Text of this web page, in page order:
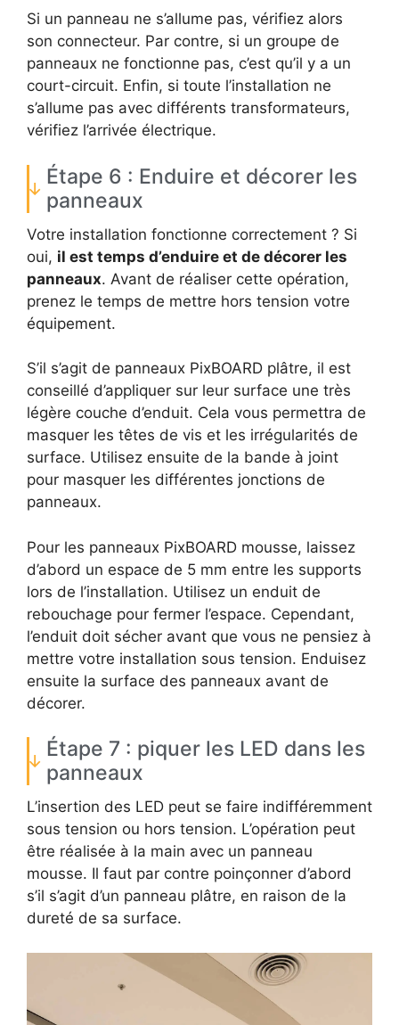
Si un panneau ne s’allume pas, vérifiez alors
son connecteur. Par contre, si un groupe de
panneaux ne fonctionne pas, c’est qu’il y a un
court-circuit. Enfin, si toute l’installation ne
s’allume pas avec différents transformateurs,
vérifiez l’arrivée électrique.
Étape 6 : Enduire et décorer les
panneaux
Votre installation fonctionne correctement ? Si
oui, il est temps d’enduire et de décorer les
panneaux. Avant de réaliser cette opération,
prenez le temps de mettre hors tension votre
équipement.
S’il s’agit de panneaux PixBOARD plâtre, il est
conseillé d’appliquer sur leur surface une très
légère couche d’enduit. Cela vous permettra de
masquer les têtes de vis et les irrégularités de
surface. Utilisez ensuite de la bande à joint
pour masquer les différentes jonctions de
panneaux.
Pour les panneaux PixBOARD mousse, laissez
d’abord un espace de 5 mm entre les supports
lors de l’installation. Utilisez un enduit de
rebouchage pour fermer l’espace. Cependant,
l’enduit doit sécher avant que vous ne pensiez à
mettre votre installation sous tension. Enduisez
ensuite la surface des panneaux avant de
décorer.
Étape 7 : piquer les LED dans les
panneaux
L’insertion des LED peut se faire indifféremment
sous tension ou hors tension. L’opération peut
être réalisée à la main avec un panneau
mousse. Il faut par contre poinçonner d’abord
s’il s’agit d’un panneau plâtre, en raison de la
dureté de sa surface.